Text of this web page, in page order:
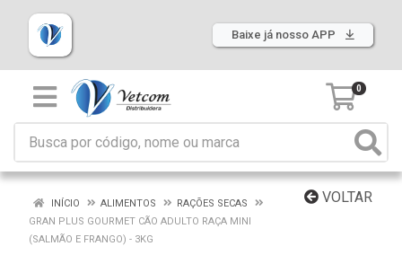
Baixe já nosso APP
0
VOLTAR
INÍCIO ALIMENTOS
RAÇÕES SECAS
GRAN PLUS GOURMET CÃO ADULTO RAÇA MINI
(SALMÃO E FRANGO) - 3KG